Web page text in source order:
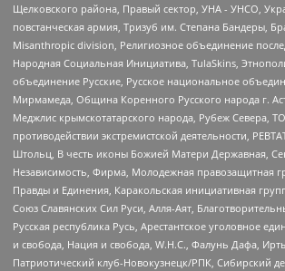
Щелковского района, Правый сектор, УНА - УНСО,
повстанческая армия, Тризуб им. Степана Бандеры,
Misanthropic division, Религиозное объединение
Народная Социальная Инициатива, TulaSkins,
объединение Русские, Русское национальное
Мирмамеда, Община Коренного Русского народа г.
Меджлис крымскотатарского народа, Рубеж Севера,
противодействии экстремистской деятельности,
Штольц, В честь иконы Божией Матери Державная,
Независимость, Фирма, Молодежная правозащитная
Правды и Единения, Каракольская инициативная
Союз Славянских Сил Руси, Алля-Аят,
Русская республика Русь, Арестантское уголовное
и свобода, Нация и свобода, W.H.С., Фалунь Дафа,
Патриотический клуб-Новокузнецк/РПК, Сибирский